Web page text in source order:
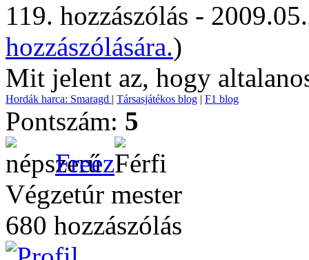
119. hozzászólás -
hozzászólására.)
Mit jelent az, hogy
Hordák harca: Smaragd | Társasjátékos blog | F1 blog
Pontszám: 5
Freez
Végzetúr mester
680 hozzászólás